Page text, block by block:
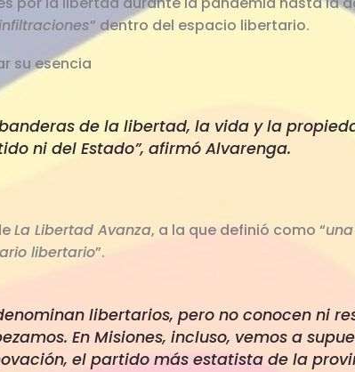
” dentro del espacio libertario.
su esencia
de la libertad, la vida y la
ni del Estado”, afirmó Alvarenga.
La Libertad Avanza, a la que definió como “
libertario”.
libertarios, pero no conocen ni
En Misiones, incluso, vemos a
el partido más estatista de la